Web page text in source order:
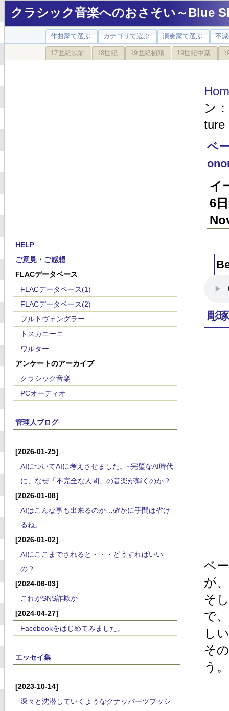
クラシック音楽へのおさそい～Blue
作曲家で選ぶ カテゴリで選ぶ 演奏家で選ぶ 不
17世紀以前 18世紀 19世紀初頭 19世紀中葉
HELP
ご意見・ご感想
FLACデータベース
FLACデータベース(1)
FLACデータベース(2)
フルトヴェングラー
トスカニーニ
ワルター
アンケートのアーカイブ
クラシック音楽
PCオーディオ
管理人ブログ
[2026-01-25]
AIについてAIに考えさせました。~完璧なAI時代
に、なぜ「不完全な人間」の音楽が輝くのか？
[2026-01-08]
AIはこんな事も出来るのか…確かに手間は省け
るね。
[2026-01-02]
AIにここまでされると・・・どうすればいい
の？
[2024-06-03]
これがSNS詐欺か
[2024-04-27]
Facebookをはじめてみました。
エッセイ集
[2023-10-14]
深々と沈潜していくようなクナッパーツブッシ
ン
ture
ベ
イ
6
彫
ベ
が
そ
で
し
そ
う。